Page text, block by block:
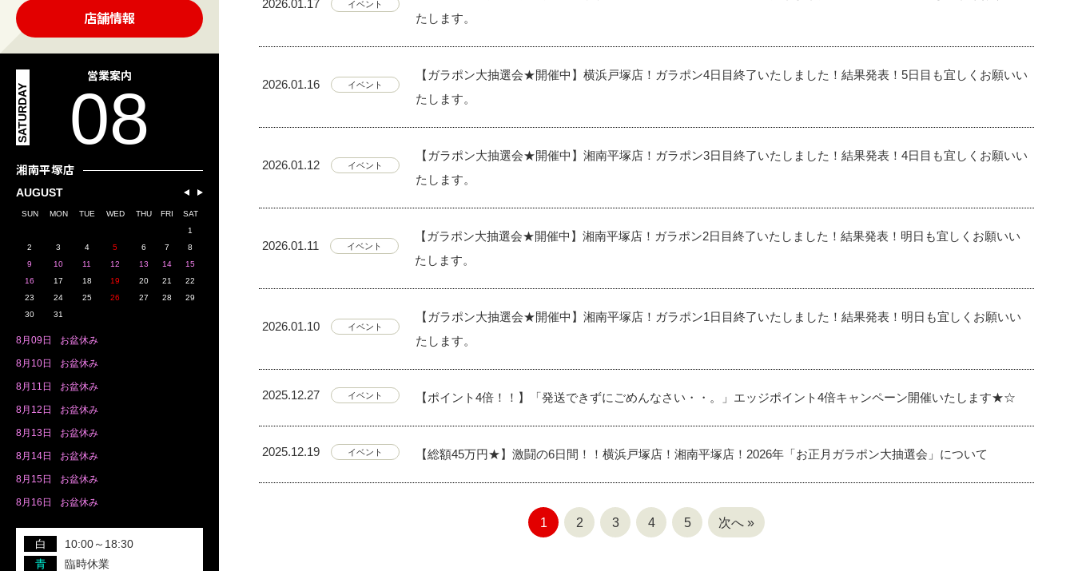
店舗情報
営業案内
08
SATURDAY
湘南平塚店
AUGUST
SUN MON TUE WED THU FRI
SAT
1
2
3 4 5 6 7
8
9
10 11 12 13 14
15
16
17 18 19 20 21
22
23
24 25 26 27 28
29
30
31
8月 09日 お盆休み
8月 10日 お盆休み
8月 11日 お盆休み
8月 12日 お盆休み
8月 13日 お盆休み
8月 14日 お盆休み
8月 15日 お盆休み
8月 16日 お盆休み
白
10:00～18:30
青
臨時休業
2026.01.17 イベント
たします。
2026.01.16 イベント
【ガラポン大抽選会★開催中】横浜戸塚店！ガラポン4日目終了いたしました！結果発表！5日目も宜しくお願いい
たします。
2026.01.12 イベント
【ガラポン大抽選会★開催中】湘南平塚店！ガラポン3日目終了いたしました！結果発表！4日目も宜しくお願いい
たします。
2026.01.11 イベント
【ガラポン大抽選会★開催中】湘南平塚店！ガラポン2日目終了いたしました！結果発表！明日も宜しくお願いい
たします。
2026.01.10 イベント
【ガラポン大抽選会★開催中】湘南平塚店！ガラポン1日目終了いたしました！結果発表！明日も宜しくお願いい
たします。
2025.12.27 イベント 【ポイント4倍！！】「発送できずにごめんなさい・・。」エッジポイント4倍キャンペーン開催いたします★☆
2025.12.19 イベント 【総額45万円★】激闘の6日間！！横浜戸塚店！湘南平塚店！2026年「お正月ガラポン大抽選会」について
1 2 3 4 5 次へ »